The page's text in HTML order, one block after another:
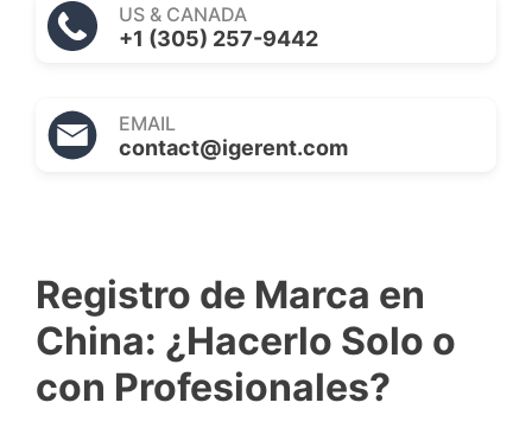
US & CANADA
+1 (305) 257-9442
EMAIL
contact@igerent.com
Registro de Marca en
China: ¿Hacerlo Solo o
con Profesionales?